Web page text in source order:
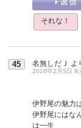
それな！
45 名無しだＪ よ
2016年2月5日
伊野尾の魅力
伊野尾にはな
は一生